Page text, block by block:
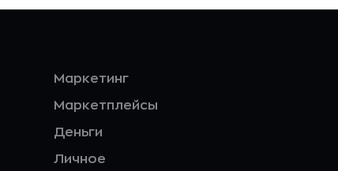
Маркетинг
Маркетплейсы
Деньги
Личное